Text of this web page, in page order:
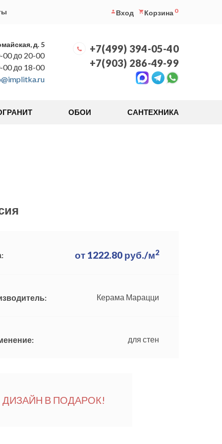
Вход Корзина 0
д. 5
до 20-00
00 до 18-00
+7(499) 394-05-40
+7(903) 286-49-99
ОБОИ САНТЕХНИКА
от 1222.80 руб./м2
Керама Марацци
для стен
ДИЗАЙН В ПОДАРОК!